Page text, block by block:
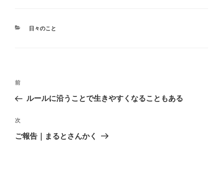
カ
日々のこと
投
ナ
ビ
ゲ
前
の
稿
前
ルールに沿うことで生きやすくなることもある
次
の
次
ご報告｜まるとさんかく